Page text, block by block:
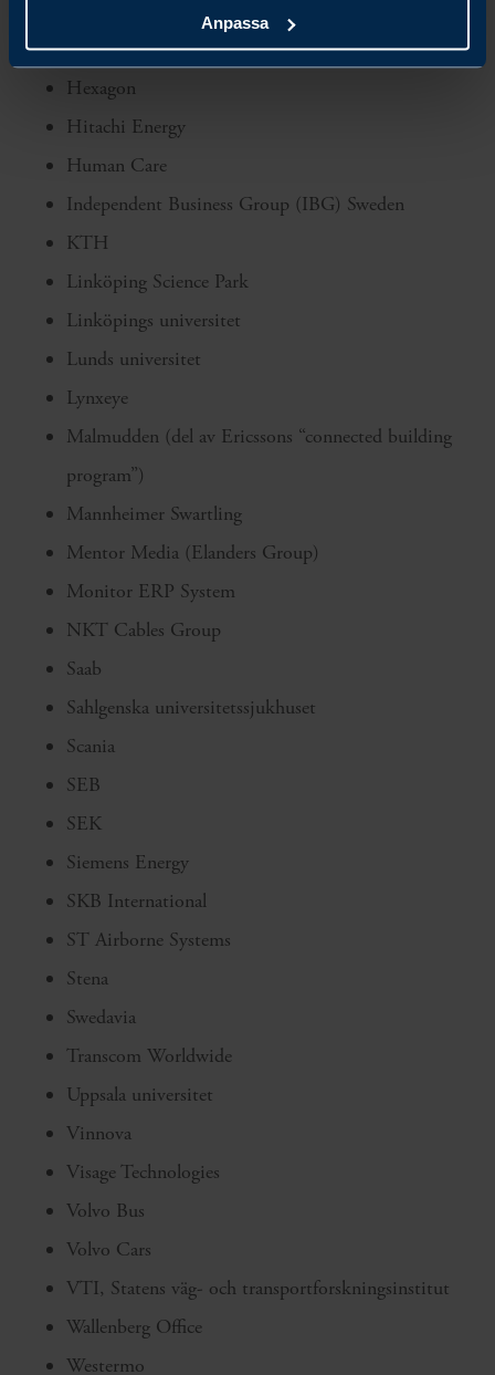
Anpassa
Handelshögskolan i Stockholm
Hexagon
Hitachi Energy
Human Care
Independent Business Group (IBG) Sweden
KTH
Linköping Science Park
Linköpings universitet
Lunds universitet
Lynxeye
Malmudden (del av Ericssons “connected building
program”)
Mannheimer Swartling
Mentor Media (Elanders Group)
Monitor ERP System
NKT Cables Group
Saab
Sahlgenska universitetssjukhuset
Scania
SEB
SEK
Siemens Energy
SKB International
ST Airborne Systems
Stena
Swedavia
Transcom Worldwide
Uppsala universitet
Vinnova
Visage Technologies
Volvo Bus
Volvo Cars
VTI, Statens väg- och transportforskningsinstitut
Wallenberg Office
Westermo